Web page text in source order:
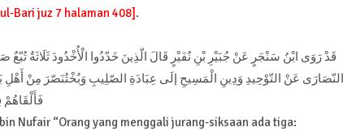
Bari juz 7 halaman 408].
قَدْ رَوَى ابْنُ سَنْجَرٍ عَنْ جُبَيْرِ بْنِ نُفَيْرٍ قَالَ الّذِينَ خَدّدُوا الْأُخْدُودَ
النّصَارَى عَنْ التّوْحِيدِ وَدِينِ الْمَسِيحِ إلَى عِبَادَةِ الصّلِيبِ وَبُخْتُنَصّرَ مِنْ أَهْلِ
فَأَلْقَاهُمْ
Nufair “Orang yang menggali jurang-siksaan ada tiga: